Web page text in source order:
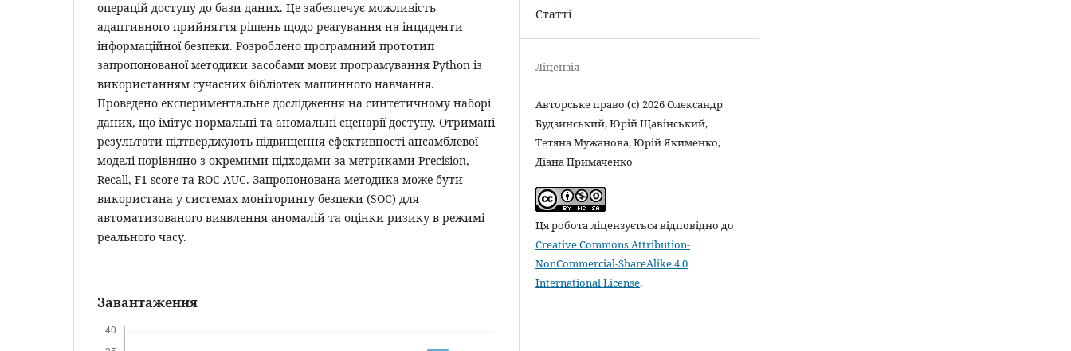
операцій доступу до бази даних. Це забезпечує можливість
адаптивного прийняття рішень щодо реагування на інциденти
інформаційної безпеки. Розроблено програмний прототип
запропонованої методики засобами мови програмування Python із
використанням сучасних бібліотек машинного навчання.
Проведено експериментальне дослідження на синтетичному наборі
даних, що імітує нормальні та аномальні сценарії доступу. Отримані
результати підтверджують підвищення ефективності ансамблевої
моделі порівняно з окремими підходами за метриками Precision,
Recall, F1-score та ROC-AUC. Запропонована методика може бути
використана у системах моніторингу безпеки (SOC) для
автоматизованого виявлення аномалій та оцінки ризику в режимі
реального часу.
Завантаження
Статті
Ліцензія
Авторське право (c) 2026 Олександр
Будзинський, Юрій Щавінський,
Тетяна Мужанова, Юрій Якименко,
Діана Примаченко
Ця робота ліцензується відповідно до
Creative Commons Attribution-
NonCommercial-ShareAlike 4.0
International License.